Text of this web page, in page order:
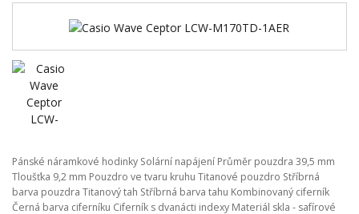
Pánské náramkové hodinky Solární napájení Průměr pouzdra 39,5 mm
Tloušťka 9,2 mm Pouzdro ve tvaru kruhu Titanové pouzdro Stříbrná
barva pouzdra Titanový tah Stříbrná barva tahu Kombinovaný ciferník
Černá barva ciferníku Ciferník s dvanácti indexy Materiál skla - safírové